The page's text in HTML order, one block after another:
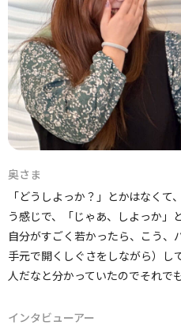
奥さま
「どうしよっか？」とかはなく
う感じで、「じゃあ、しよっか」
自分がすごく若かったら、こう、
手元で開くしぐさをしながら）し
人だなと分かっていたのでそれで
インタビューアー